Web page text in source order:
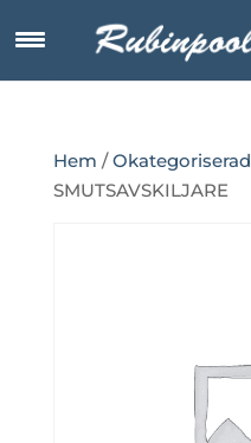
Hem /Okategoriserad
SMUTSAVSKILJARE